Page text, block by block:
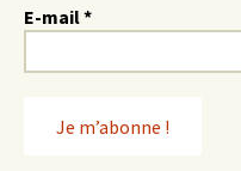
E-mail*